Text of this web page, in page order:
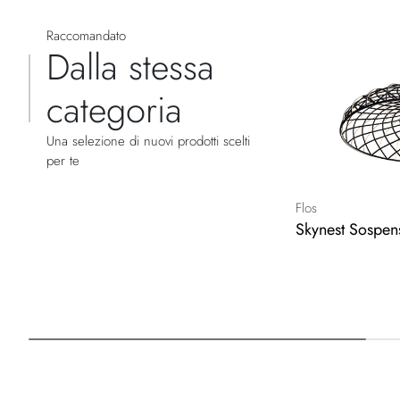
Raccomandato
Dalla stessa
categoria
Una selezione di nuovi prodotti scelti
per te
Flos
Skynest